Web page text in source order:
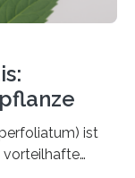
ist
vorteilhafte